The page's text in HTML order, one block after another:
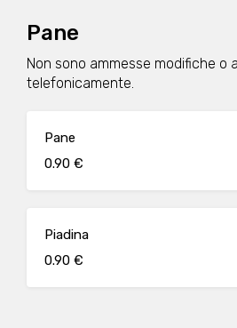
Pane
Non sono ammesse modifiche o
telefonicamente.
Pane
0.90 €
Piadina
0.90 €